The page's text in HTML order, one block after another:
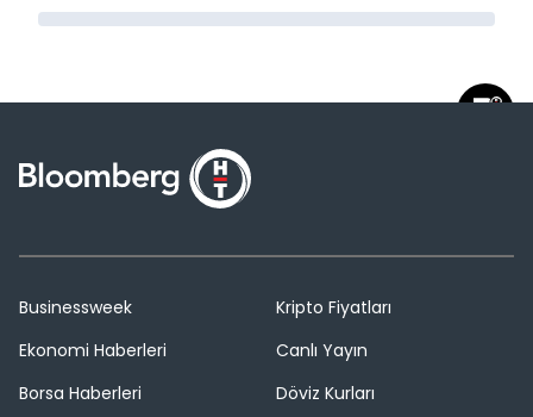
Businessweek
Ekonomi Haberleri
Borsa Haberleri
Kripto Fiyatları
Canlı Yayın
Döviz Kurları